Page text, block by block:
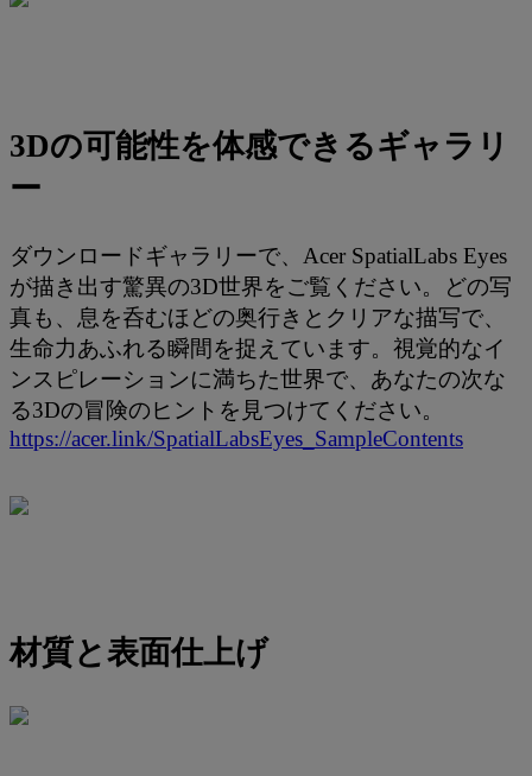
3Dの可能性を体感できるギャラリ
ー
ダウンロードギャラリーで、Acer SpatialLabs Eyes
が描き出す驚異の3D世界をご覧ください。どの写
真も、息を呑むほどの奥行きとクリアな描写で、
生命力あふれる瞬間を捉えています。視覚的なイ
ンスピレーションに満ちた世界で、あなたの次な
る3Dの冒険のヒントを見つけてください。
https://acer.link/SpatialLabsEyes_SampleContents
材質と表面仕上げ